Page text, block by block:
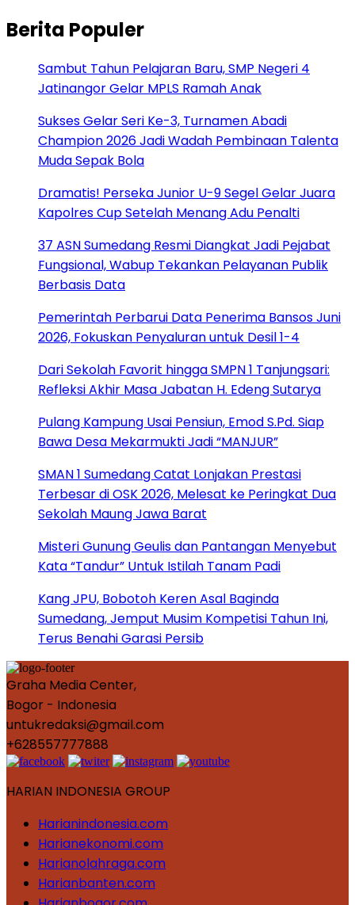
Berita Populer
Sambut Tahun Pelajaran Baru, SMP Negeri 4
Jatinangor Gelar MPLS Ramah Anak
Sukses Gelar Seri Ke-3, Turnamen Abadi
Champion 2026 Jadi Wadah Pembinaan Talenta
Muda Sepak Bola
Dramatis! Perseka Junior U-9 Segel Gelar Juara
Kapolres Cup Setelah Menang Adu Penalti
37 ASN Sumedang Resmi Diangkat Jadi Pejabat
Fungsional, Wabup Tekankan Pelayanan Publik
Berbasis Data
Pemerintah Perbarui Data Penerima Bansos Juni
2026, Fokuskan Penyaluran untuk Desil 1-4
Dari Sekolah Favorit hingga SMPN 1 Tanjungsari:
Refleksi Akhir Masa Jabatan H. Edeng Sutarya
Pulang Kampung Usai Pensiun, Emod S.Pd. Siap
Bawa Desa Mekarmukti Jadi “MANJUR”
SMAN 1 Sumedang Catat Lonjakan Prestasi
Terbesar di OSK 2026, Melesat ke Peringkat Dua
Sekolah Maung Jawa Barat
Misteri Gunung Geulis dan Pantangan Menyebut
Kata “Tandur” Untuk Istilah Tanam Padi
Kang JPU, Bobotoh Keren Asal Baginda
Sumedang, Jemput Musim Kompetisi Tahun Ini,
Terus Benahi Garasi Persib
Graha Media Center,
Bogor - Indonesia
untukredaksi@gmail.com
+628557777888
HARIAN INDONESIA GROUP
Harianindonesia.com
Harianekonomi.com
Harianolahraga.com
Harianbanten.com